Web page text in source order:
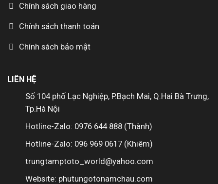
Chính sách giao hàng
Chính sách thanh toán
Chính sách bảo mật
LIÊN HỆ
Số 104 phố Lạc Nghiệp, P.Bạch Mai, Q.Hai Bà Trưng,
Tp.Hà Nội
Hotline-Zalo: 0976 644 888 (Thành)
Hotline-Zalo: 096 969 0617 (Khiêm)
trungtamptoto_world@yahoo.com
Website: phutungotonamchau.com